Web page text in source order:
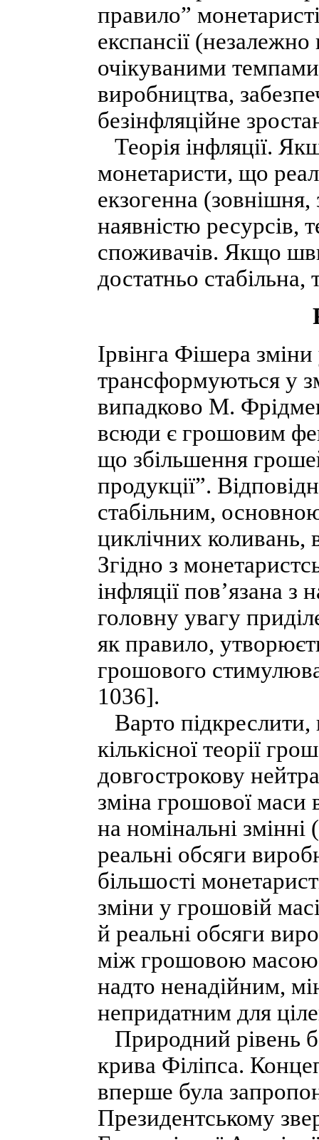
правило”
експансії
очікуваними
виробництва,
безінфляційне
Теорія інфляції.
монетаристи, що
екзогенна (зовнішня,
наявністю ресурсів,
споживачів. Якщо
достатньо стабільна,
Ірвінга Фішера
трансформуються у
випадково М.
всюди є грошовим
що збільшення
продукції”.
стабільним,
циклічних коливань,
Згідно з
інфляції пов’язана
головну увагу
як правило,
грошового
1036].
Варто підкреслити,
кількісної теорії
довгострокову
зміна грошової маси
на номінальні змінні
реальні обсяги
більшості
зміни у грошовій
й реальні обсяги
між грошовою масою
надто ненадійним,
непридатним для
Природний рівень
крива Філіпса.
вперше була
Президентському